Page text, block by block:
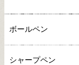
ボールペン
シャープペン